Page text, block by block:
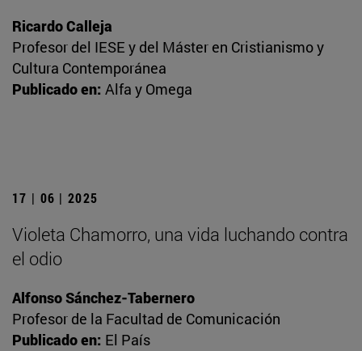
Ricardo Calleja
Profesor del IESE y del Máster en Cristianismo y
Cultura Contemporánea
Publicado en: Alfa y Omega
17 | 06 | 2025
Violeta Chamorro, una vida luchando contra
el odio
Alfonso Sánchez-Tabernero
Profesor de la Facultad de Comunicación
Publicado en: El País